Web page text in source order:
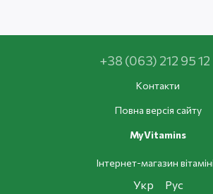
+38 (063) 212 95 12
Контакти
Повна версія сайту
MyVitamins
Інтернет-магазин
Укр Рус